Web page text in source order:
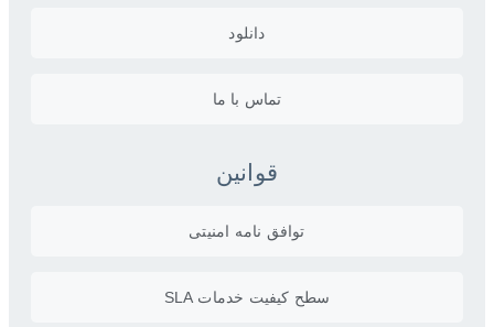
دانلود
تماس با ما
قوانین
توافق نامه امنیتی
سطح کیفیت خدمات SLA